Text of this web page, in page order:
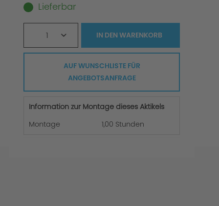
Lieferbar
1 IN DENWARENKORB
AUF WUNSCHLISTE FÜR
ANGEBOTSANFRAGE
Information zur Montage dieses Aktikels
Montage
1,00 Stunden